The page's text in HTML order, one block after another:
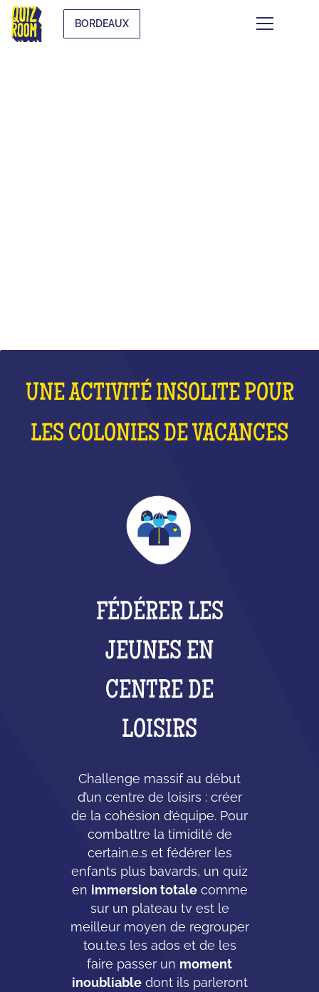
BORDEAUX
UNE ACTIVITÉ INSOLITE POUR
LES COLONIES DE VACANCES
FÉDÉRER LES
JEUNES EN
CENTRE DE
LOISIRS
Challenge massif au début
d’un centre de loisirs : créer
de la cohésion d’équipe. Pour
combattre la timidité de
certain.e.s et fédérer les
enfants plus bavards, un quiz
en immersion totalecomme
sur un plateau tv est le
meilleur moyen de regrouper
tou.te.s les ados et de les
faire passer un moment
inoubliabledont ils parleront